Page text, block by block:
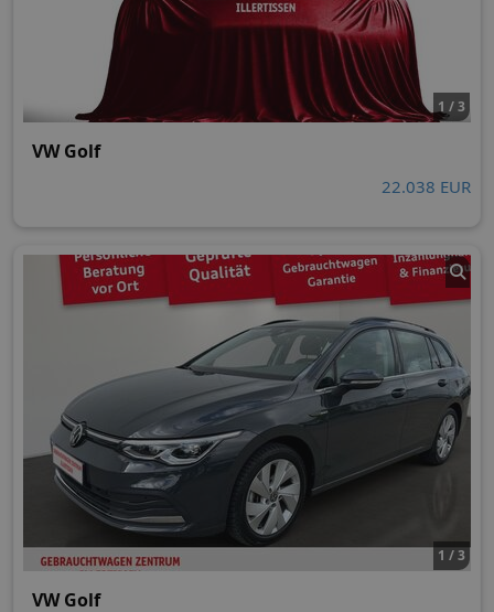
1 / 3
VW Golf
22.038 EUR
1 / 3
VW Golf